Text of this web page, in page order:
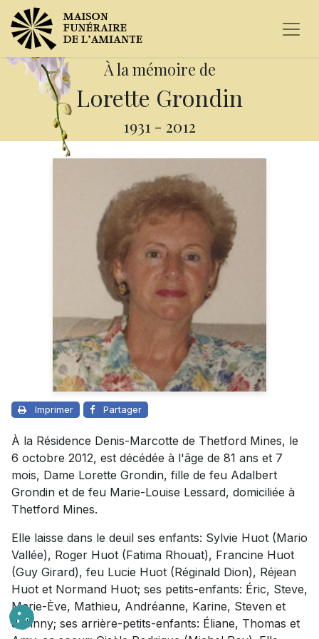
À la mémoire de
Lorette Grondin
1931 - 2012
Imprimer Partager
À la Résidence Denis-Marcotte de Thetford Mines, le
6 octobre 2012, est décédée à l'âge de 81 ans et 7
mois, Dame Lorette Grondin, fille de feu Adalbert
Grondin et de feu Marie-Louise Lessard, domiciliée à
Thetford Mines.
Elle laisse dans le deuil ses enfants: Sylvie Huot (Mario
Vallée), Roger Huot (Fatima Rhouat), Francine Huot
(Guy Girard), feu Lucie Huot (Réginald Dion), Réjean
Huot et Normand Huot; ses petits-enfants: Éric, Steve,
Marie-Ève, Mathieu, Andréanne, Karine, Steven et
Johnny; ses arrière-petits-enfants: Éliane, Thomas et